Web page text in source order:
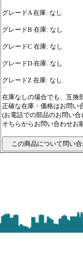
グレードA 在庫: なし
グレードB 在庫: なし
グレードC 在庫: なし
グレードD 在庫: なし
グレードZ 在庫: なし
在庫なしの場合でも、互換
正確な在庫・価格はお問い
(お電話での部品のお問い
そちらからお問い合わせお